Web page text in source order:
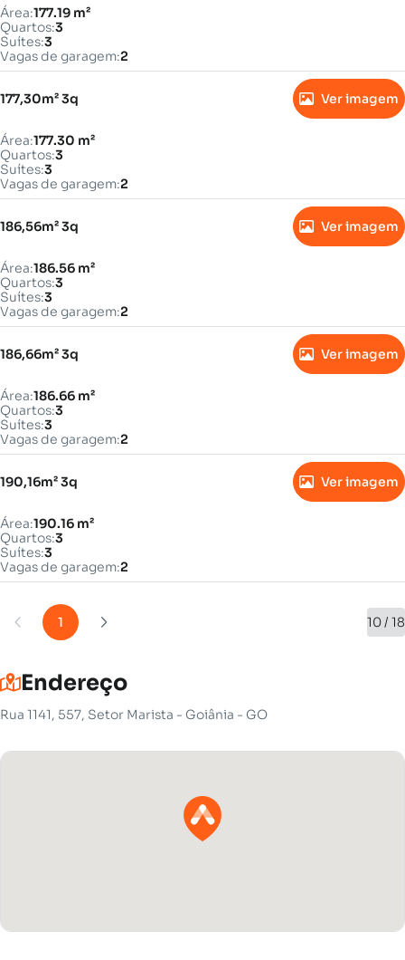
Área:177.19 m²
Quartos:3
Suítes:3
Vagas de garagem:2
177,30m² 3q Ver imagem
Área:177.30 m²
Quartos:3
Suítes:3
Vagas de garagem:2
186,56m² 3q Ver imagem
Área:186.56 m²
Quartos:3
Suítes:3
Vagas de garagem:2
186,66m² 3q Ver imagem
Área:186.66 m²
Quartos:3
Suítes:3
Vagas de garagem:2
190,16m² 3q Ver imagem
Área:190.16 m²
Quartos:3
Suítes:3
Vagas de garagem:2
1 10 / 18
Endereço
Rua 1141, 557, Setor Marista - Goiânia - GO